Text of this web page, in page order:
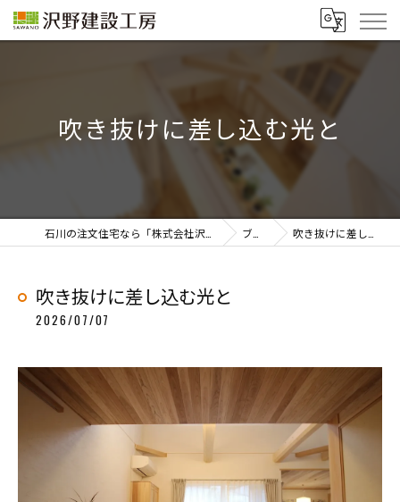
吹き抜けに差し込む光と
ブログ 吹き抜けに差し込む光と
吹き抜けに差し込む光と
2026/07/07